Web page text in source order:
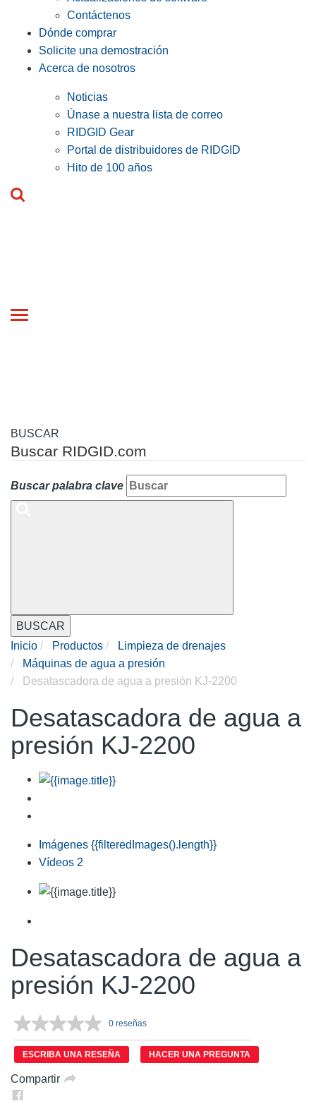
Contáctenos
Dónde comprar
Solicite una demostración
Acerca de nosotros
Noticias
Únase a nuestra lista de correo
RIDGID Gear
Portal de distribuidores de RIDGID
Hito de 100 años
Toggle
BUSCAR
Buscar RIDGID.com
Buscar palabra clave
BUSCAR
Inicio
Productos
Limpieza de drenajes
Máquinas de agua a presión
Desatascadora de agua a presión KJ-2200
Desatascadora de agua a
presión KJ-2200
Imágenes {{filteredImages().length}}
Vídeos 2
Desatascadora de agua a
presión KJ-2200
Sin
puntuación.
Enlace
en
0 reseñas
ESCRIBA UNA RESEÑA HACER UNA PREGUNTA
Compartir